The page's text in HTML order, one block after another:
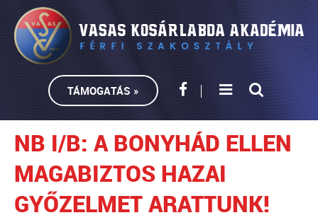
TÁMOGATÁS »
NB I/B: A BONYHÁD ELLEN
MAGABIZTOS HAZAI
GYŐZELMET ARATTUNK!